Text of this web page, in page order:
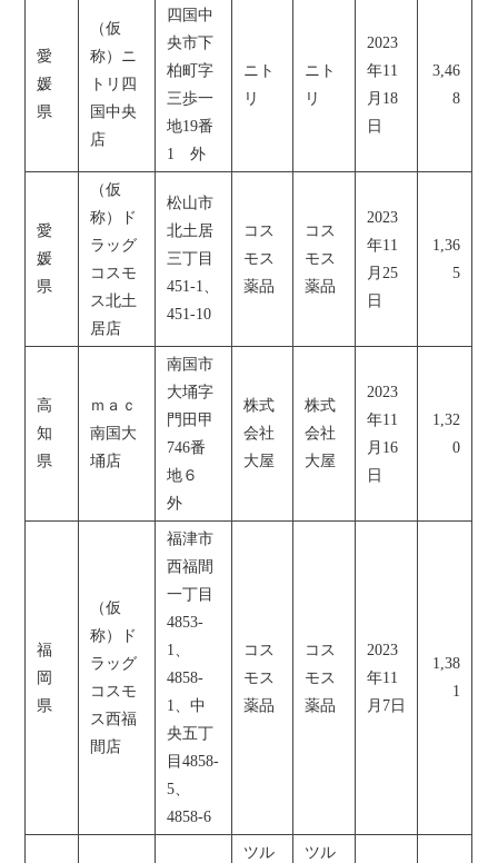
愛
媛
県
（仮
称）ニ
トリ四
国中央
店
四国中
央市下
柏町字
三歩一
地19番
1 外
ニト
リ
ニト
リ
2023
年11
月18
日
3,46
8
愛
媛
県
（仮
称）ド
ラッグ
コスモ
ス北土
居店
松山市
北土居
三丁目
451-1、
451-10
コス
モス
薬品
コス
モス
薬品
2023
年11
月25
日
1,36
5
高
知
県
ｍａｃ
南国大
埇店
南国市
大埇字
門田甲
746番
地６
外
株式
会社
大屋
株式
会社
大屋
2023
年11
月16
日
1,32
0
福
岡
県
（仮
称）ド
ラッグ
コスモ
ス西福
間店
福津市
西福間
一丁目
4853-
1、
4858-
1、中
央五丁
目4858-
5、
4858-6
コス
モス
薬品
コス
モス
薬品
2023
年11
月7日
1,38
1
ツル
ツル